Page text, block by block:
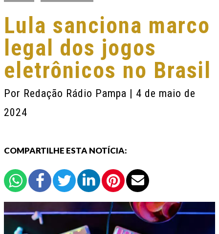
Lula sanciona marco
legal dos jogos
eletrônicos no Brasil
Por Redação Rádio Pampa | 4 de maio de
2024
COMPARTILHE ESTA NOTÍCIA: